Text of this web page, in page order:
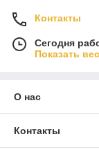
Контакты
Сегодня
Показать
О нас
Контакты